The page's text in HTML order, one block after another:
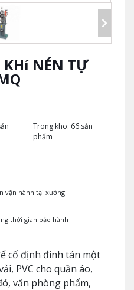
NÉN TỰ
Trong kho: 66 sản
phẩm
vận hành tại xưởng
thời gian bảo hành
cố định đinh tán một
PVC cho quần áo,
văn phòng phẩm,